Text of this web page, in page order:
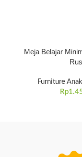
Meja Belajar
Furniture Anak
Rp